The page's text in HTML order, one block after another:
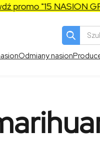
"15 NASION
Odmiany nasion